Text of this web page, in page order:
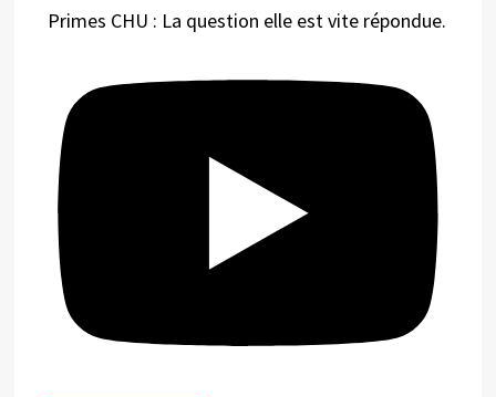
Primes CHU : La question elle est vite répondue.